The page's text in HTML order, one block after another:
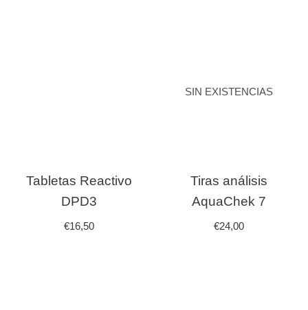
Tabletas Reactivo
DPD3
€16,50
SIN EXISTENCIAS
Tiras análisis
AquaChek 7
€24,00